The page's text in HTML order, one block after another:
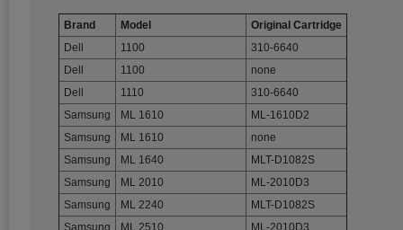
Brand Model
Original Cartridge
Dell
1100
310-6640
Dell
1100
none
Dell
1110
310-6640
Samsung
ML 1610
ML-1610D2
Samsung
ML 1610
none
Samsung
ML 1640
MLT-D1082S
Samsung
ML 2010
ML-2010D3
Samsung
ML 2240
MLT-D1082S
Samsung
ML 2510
ML-2010D3